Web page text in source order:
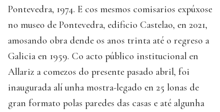
Pontevedra, 1974. E cos mesmos comisarios expúxose
no museo de Pontevedra, edificio Castelao, en 2021,
amosando obra dende os anos trinta até o regreso a
Galicia en 1959. Co acto público institucional en
Allariz a comezos do presente pasado abril, foi
inaugurada alí unha mostra-legado en 25 lonas de
gran formato polas paredes das casas e até algunha